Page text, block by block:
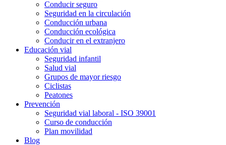
Conducir seguro
Seguridad en la circulación
Conducción urbana
Conducción ecológica
Conducir en el extranjero
Educación vial
Seguridad infantil
Salud vial
Grupos de mayor riesgo
Ciclistas
Peatones
Prevención
Seguridad vial laboral - ISO 39001
Curso de conducción
Plan movilidad
Blog